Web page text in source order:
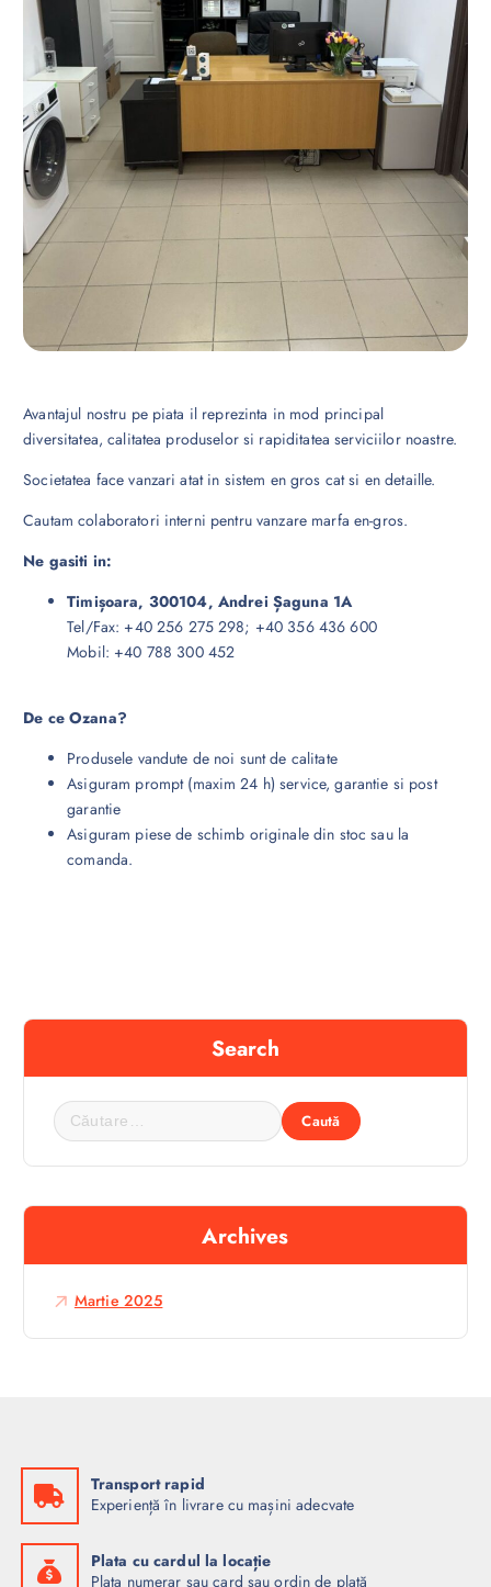
Avantajul nostru pe piata il reprezinta in mod principal
diversitatea, calitatea produselor si rapiditatea serviciilor noastre.
Societatea face vanzari atat in sistem en gros cat si en detaille.
Cautam colaboratori interni pentru vanzare marfa en-gros.
Ne gasiti in:
Timișoara, 300104, Andrei Șaguna 1A
Tel/Fax: +40 256 275 298; +40 356 436 600
Mobil: +40 788 300 452
De ce Ozana?
Produsele vandute de noi sunt de calitate
Asiguram prompt (maxim 24 h) service, garantie si post
garantie
Asiguram piese de schimb originale din stoc sau la
comanda.
Search
C
a
u
ă
u
ă
:
Archives
Martie 2025
Transport rapid
Experiență în livrare cu mașini adecvate
Plata cu cardul la locație
Plata numerar sau card sau ordin de plată